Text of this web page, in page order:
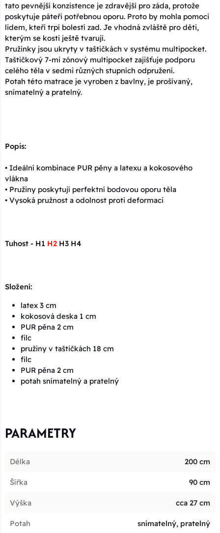
tato pevnější konzistence je zdravější pro záda, protože
poskytuje páteři potřebnou oporu. Proto by mohla pomoci
lidem, kteří trpí bolestí zad. Je vhodná zvláště pro děti,
kterým se kosti ještě tvarují.
Pružinky jsou ukryty v taštičkách v systému multipocket.
Taštičkový 7-mi zónový multipocket zajišťuje podporu
celého těla v sedmi různých stupních odpružení.
Potah této matrace je vyroben z bavlny, je prošívaný,
snímatelný a pratelný.
Popis:
• Ideální kombinace PUR pěny a latexu a kokosového
vlákna
• Pružiny poskytují perfektní bodovou oporu těla
• Vysoká pružnost a odolnost proti deformaci
Tuhost - H1 H2 H3 H4
Složení:
latex 3 cm
kokosová deska 1 cm
PUR pěna 2 cm
filc
pružiny v taštičkách 18 cm
filc
PUR pěna 2 cm
potah snímatelný a pratelný
PARAMETRY
Délka 200 cm
Šířka 90 cm
Výška cca 27 cm
Potah snímatelný, pratelný